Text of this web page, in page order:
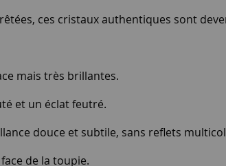
ces cristaux authentiques sont
mais très brillantes.
et un éclat feutré.
douce et subtile, sans reflets
de la toupie.